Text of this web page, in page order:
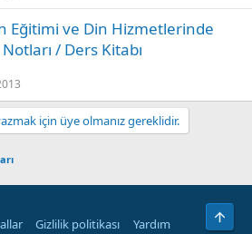
Eğitimi ve Din Hizmetlerinde
/ Ders Kitabı
için üye olmanız gereklidir.
Gizlilik politikası
Yardım